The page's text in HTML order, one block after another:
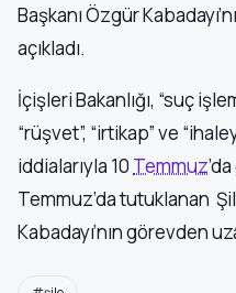
Başkanı Özgür
açıkladı.
İçişleri Bakanlığı, “suç
“rüşvet”, “irtikap” ve
iddialarıyla 10 Temmuz
Temmuz’da tutuklanan
Kabadayı’nın görevden